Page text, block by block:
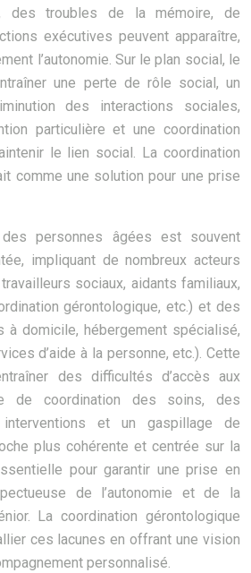
des troubles de la mémoire, de
exécutives peuvent apparaître,
l’autonomie. Sur le plan social, le
une perte de rôle social, un
des interactions sociales,
particulière et une coordination
le lien social. La coordination
comme une solution pour une prise
personnes âgées est souvent
impliquant de nombreux acteurs
sociaux, aidants familiaux,
gérontologique, etc.) et des
à domicile, hébergement spécialisé,
d’aide à la personne, etc.). Cette
des difficultés d’accès aux
de coordination des soins, des
et un gaspillage de
plus cohérente et centrée sur la
pour garantir une prise en
de l’autonomie et de la
La coordination gérontologique
ces lacunes en offrant une vision
personnalisé.